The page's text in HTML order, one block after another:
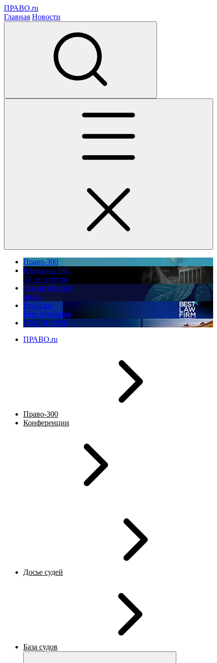
ПРАВО.ru
Главная Новости
Право-300
Юррынок РФ:
35 лет спустя
Экологическое
право
Best Law
Firm Marketing
ПМЮФ 2026
ПРАВО.ru
Право-300
Конференции
Досье судей
База судов